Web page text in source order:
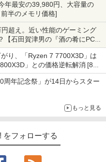
年最安の39,980円、大容量の
前半のメモリ価格]
超え。近い性能のゲーミング
石田賀津男の『酒の肴にPCゲ
り、「Ryzen 7 7700X3D」は
」との価格逆転解消 [8月
周年記念祭」が14日からスター
もっと見る
をフォローする